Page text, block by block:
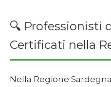
🔍 Professionisti
Certificati nella
Nella Regione